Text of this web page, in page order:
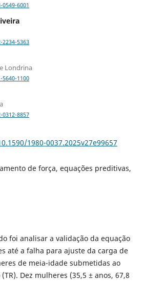
6001
5363
Londrina
1100
8857
1980-0037.2025v27e99657
de força, equações preditivas,
foi analisar a validação da equação
até a falha para ajuste da carga de
de meia-idade submetidas ao
Dez mulheres (35,5 ± anos, 67,8